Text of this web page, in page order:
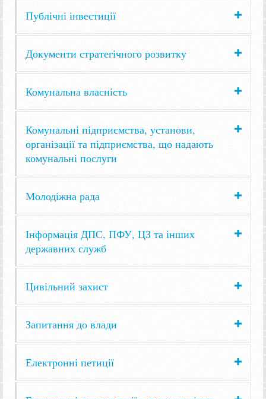
Публічні інвестиції
Документи стратегічного розвитку
Комунальна власність
Комунальні підприємства, установи,
організації та підприємства, що надають
комунальні послуги
Молодіжна рада
Інформація ДПС, ПФУ, ЦЗ та інших
державних служб
Цивільний захист
Запитання до влади
Електронні петиції